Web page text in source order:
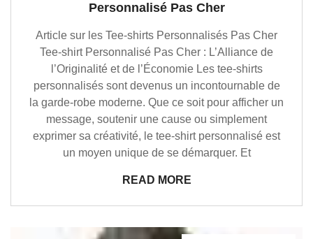
Personnalisé Pas Cher
Article sur les Tee-shirts Personnalisés Pas Cher
Tee-shirt Personnalisé Pas Cher : L’Alliance de
l’Originalité et de l’Économie Les tee-shirts
personnalisés sont devenus un incontournable de
la garde-robe moderne. Que ce soit pour afficher un
message, soutenir une cause ou simplement
exprimer sa créativité, le tee-shirt personnalisé est
un moyen unique de se démarquer. Et
READ MORE